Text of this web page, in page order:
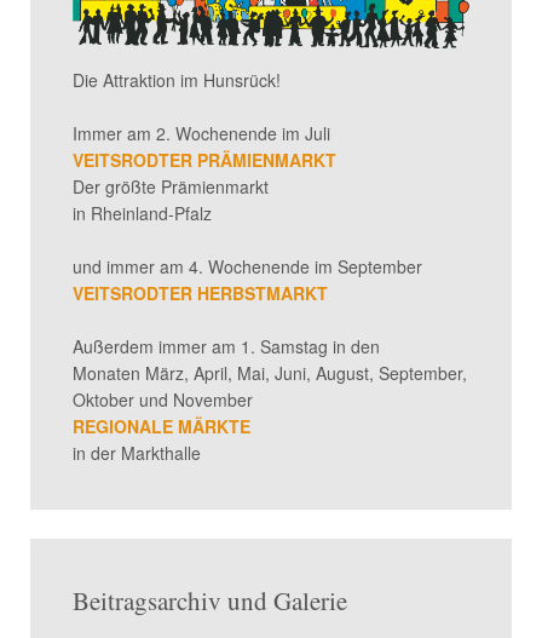
Die Attraktion im Hunsrück!
Immer am 2. Wochenende im Juli
VEITSRODTER PRÄMIENMARKT
Der größte Prämienmarkt
in Rheinland-Pfalz
und immer am 4. Wochenende im September
VEITSRODTER HERBSTMARKT
Außerdem immer am 1. Samstag in den
Monaten März, April, Mai, Juni, August, September,
Oktober und November
REGIONALE MÄRKTE
in der Markthalle
Beitragsarchiv und Galerie